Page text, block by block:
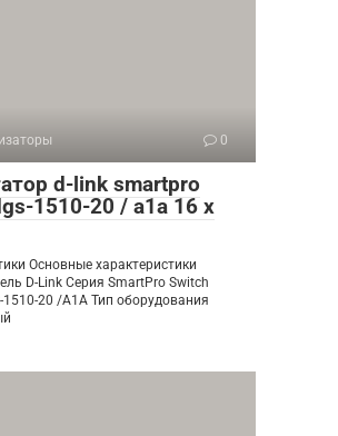
0
d-link smartpro
1510-20 / a1a 16 x
Основные характеристики
D-Link Серия SmartPro Switch
1510-20 /A1A Тип оборудования